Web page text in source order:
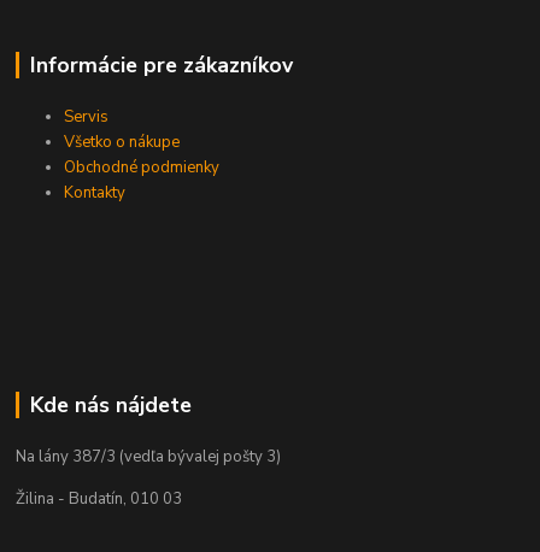
Informácie pre zákazníkov
Servis
Všetko o nákupe
Obchodné podmienky
Kontakty
Kde nás nájdete
Na lány 387/3 (vedľa bývalej pošty 3)
Žilina - Budatín, 010 03